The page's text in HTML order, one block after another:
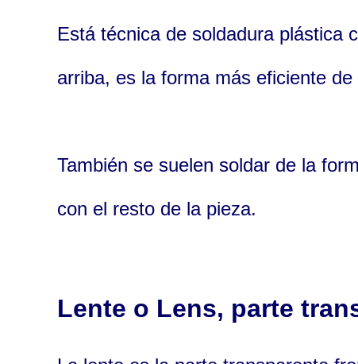
Está técnica de soldadura plástica
arriba, es la forma más eficiente de
También se suelen soldar de la
con el resto de la pieza.
Lente o Lens, parte